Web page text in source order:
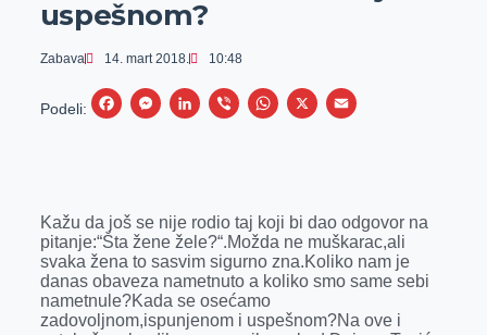
uspešnom?
Zabava 14. mart 2018. 10:48
Podeli:
F
b
o
o
k
M
e
n
g
e
L
e
d
I
n
V
r
W
s
A
p
p
X
E
l
Kažu da još se nije rodio taj koji bi dao odgovor na
pitanje:“Šta žene žele?“.Možda ne muškarac,ali
svaka žena to sasvim sigurno zna.Koliko nam je
danas obaveza nametnuto a koliko smo same sebi
nametnule?Kada se osećamo
zadovoljnom,ispunjenom i uspešnom?Na ove i